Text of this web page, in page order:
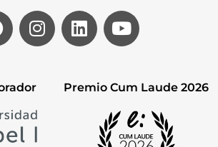
Premio Cum Laude 2026